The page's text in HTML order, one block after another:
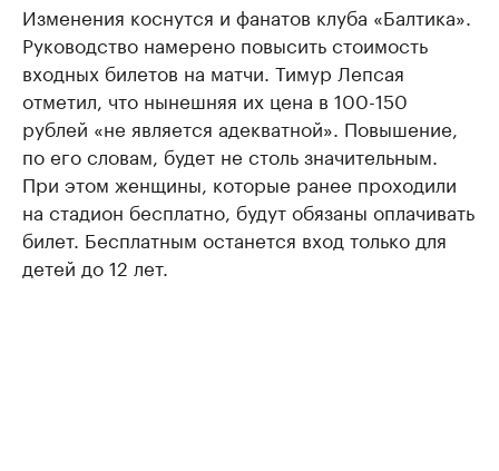
Изменения коснутся и фанатов клуба «Балтика».
Руководство намерено повысить стоимость
входных билетов на матчи. Тимур Лепсая
отметил, что нынешняя их цена в 100-150
рублей «не является адекватной». Повышение,
по его словам, будет не столь значительным.
При этом женщины, которые ранее проходили
на стадион бесплатно, будут обязаны оплачивать
билет. Бесплатным останется вход только для
детей до 12 лет.